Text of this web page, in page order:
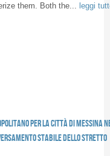
them. Both the...
leggi
per la città di Messina
stabile dello Stretto